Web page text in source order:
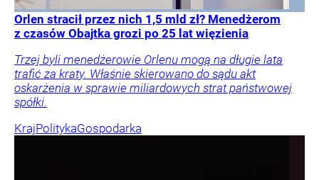
Orlen stracił przez nich 1,5 mld zł? Menedżerom
z czasów Obajtka grozi po 25 lat więzienia
Trzej byli menedżerowie Orlenu mogą na długie lata
trafić za kraty. Właśnie skierowano do sądu akt
oskarżenia w sprawie miliardowych strat państwowej
spółki.
KrajPolitykaGospodarka